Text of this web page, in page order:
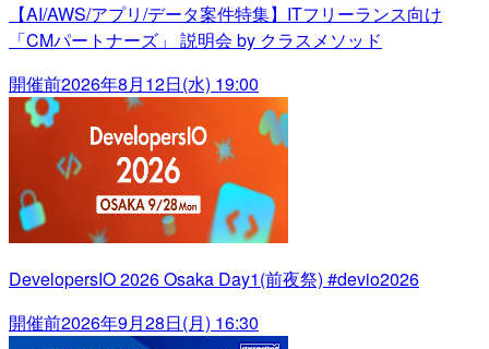
【AI/AWS/アプリ/データ案件特集】ITフリーランス向け
「CMパートナーズ」 説明会 by クラスメソッド
開催前2026年8月12日(水) 19:00
DevelopersIO 2026 Osaka Day1(前夜祭) #devio2026
開催前2026年9月28日(月) 16:30